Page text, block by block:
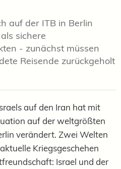
auf der ITB in Berlin
sichere
- zunächst müssen
Reisende zurückgeholt
auf den Iran hat mit
auf der weltgrößten
verändert. Zwei Welten
Kriegsgeschehen
Israel und der